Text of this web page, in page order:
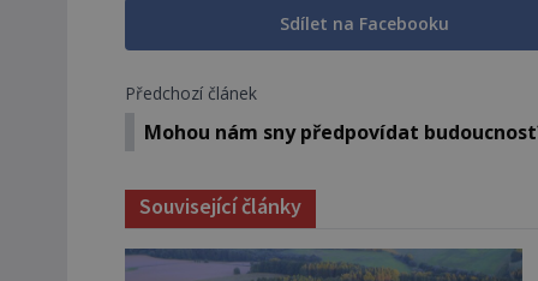
Sdílet na Facebooku
Předchozí článek
Mohou nám sny předpovídat
Související články